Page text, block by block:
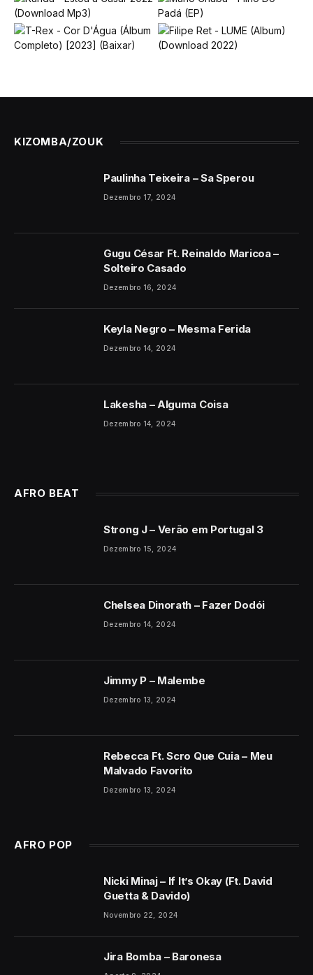
KIZOMBA/ZOUK
Paulinha Teixeira – Sa Sperou
Dezembro 17, 2024
Gugu César Ft. Reinaldo Maricoa –
Solteiro Casado
Dezembro 16, 2024
Keyla Negro – Mesma Ferida
Dezembro 14, 2024
Lakesha – Alguma Coisa
Dezembro 14, 2024
AFRO BEAT
Strong J – Verão em Portugal 3
Dezembro 15, 2024
Chelsea Dinorath – Fazer Dodói
Dezembro 14, 2024
Jimmy P – Malembe
Dezembro 13, 2024
Rebecca Ft. Scro Que Cuia – Meu
Malvado Favorito
Dezembro 13, 2024
AFRO POP
Nicki Minaj – If It’s Okay (Ft. David
Guetta & Davido)
Novembro 22, 2024
Jira Bomba – Baronesa